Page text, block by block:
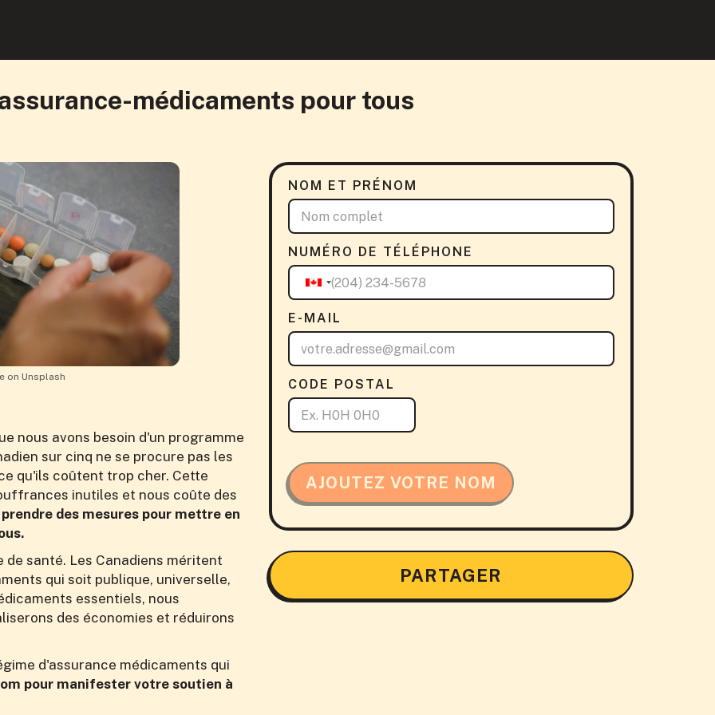
médicaments pour tous
on Unsplash
nous avons besoin d'un programme
sur cinq ne se procure pas les
qu'ils coûtent trop cher. Cette
inutiles et nous coûte des
des mesures pour mettre en
de santé. Les Canadiens méritent
qui soit publique, universelle,
essentiels, nous
des économies et réduirons
d'assurance médicaments qui
pour manifester votre soutien à
NOM ET PRÉNOM
NUMÉRO DE TÉLÉPHONE
E-MAIL
CODE POSTAL
AJOUTEZ VOTRE NOM
PARTAGER